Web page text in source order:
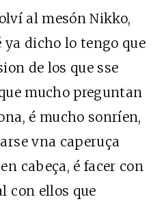
al mesón Nikko,
ya dicho lo tengo que
de los que sse
mucho preguntan
é mucho sonríen,
vna caperuça
cabeça, é facer con
con ellos que